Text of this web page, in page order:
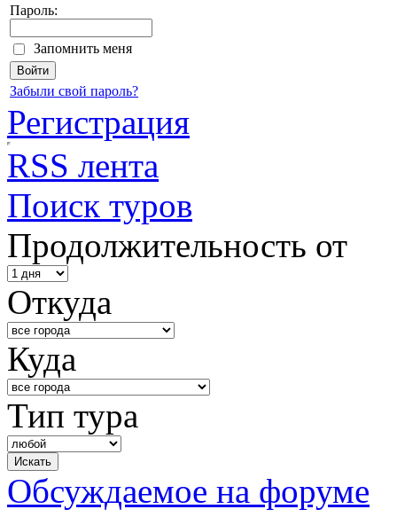
Пароль:
Запомнить меня
Забыли свой пароль?
Регистрация
RSS лента
Поиск туров
Продолжительность от
Откуда
Куда
Тип тура
Обсуждаемое на форуме